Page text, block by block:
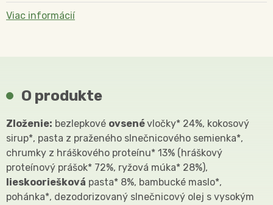
Viac informácií
O produkte
Zloženie: bezlepkové ovsenévločky* 24%, kokosový
sirup*, pasta z praženého slnečnicového semienka*,
chrumky z hráškového proteínu* 13% (hráškový
proteínový prášok* 72%, ryžová múka* 28%),
lieskooriešková pasta* 8%, bambucké maslo*,
pohánka*, dezodorizovaný slnečnicový olej s vysokým